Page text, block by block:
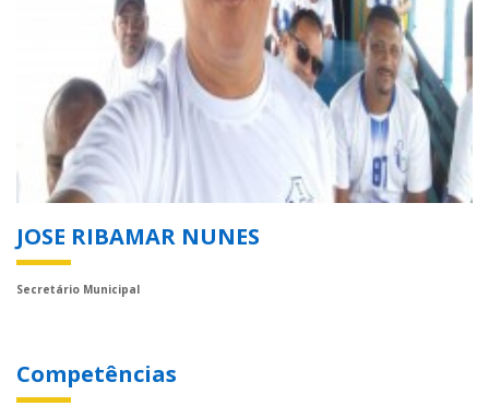
JOSE RIBAMAR NUNES
Secretário Municipal
Competências